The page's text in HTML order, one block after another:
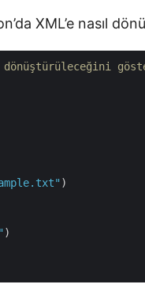
XML’e nasıl
dönüştürüleceğini
)
)